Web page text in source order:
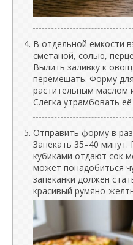
В отдельной емкости
сметаной, солью,
Вылить заливку к
перемешать. Форму
растительным маслом
Слегка утрамбовать
Отправить форму в
Запекать 35–40 минут.
кубиками отдают сок
может понадобиться
запеканки должен
красивый румяно-